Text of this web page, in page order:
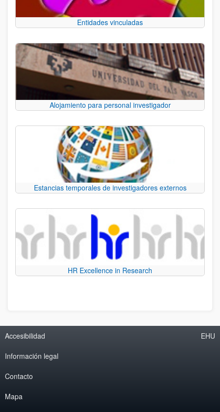
Entidades vinculadas
Alojamiento para personal investigador
Estancias temporales de investigadores externos
HR Excellence in Research
Accesibilidad
Información legal
Contacto
Mapa
EHU